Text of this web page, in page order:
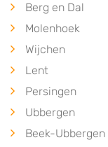
Berg en Dal
Molenhoek
Wijchen
Lent
Persingen
Ubbergen
Beek-Ubbergen